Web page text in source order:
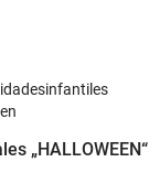
„HALLOWEEN“